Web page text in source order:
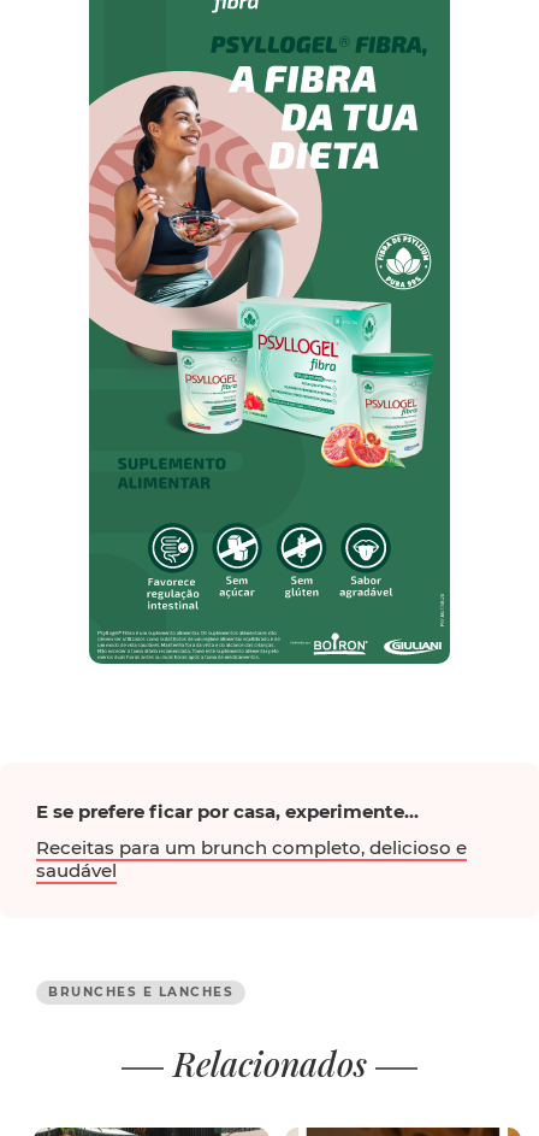
E se prefere ficar por casa, experimente...
Receitas para um brunch completo, delicioso e
saudável
BRUNCHES E LANCHES
Relacionados